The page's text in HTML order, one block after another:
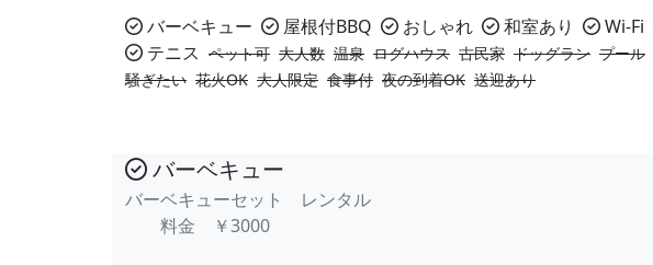
バーベキュー 屋根付BBQ おしゃれ 和室あり Wi-Fi
テニス ペット可 大人数 温泉 ログハウス 古民家 ドッグラン プール
騒ぎたい 花火OK 大人限定 食事付 夜の到着OK 送迎あり
バーベキュー
バーベキューセット レンタル
料金 ￥3000